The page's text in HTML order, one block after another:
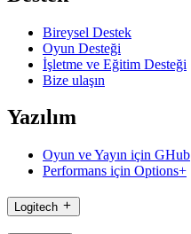
Bireysel Destek
Oyun Desteği
İşletme ve Eğitim Desteği
Bize ulaşın
Yazılım
Oyun ve Yayın için GHub
Performans için Options+
Logitech